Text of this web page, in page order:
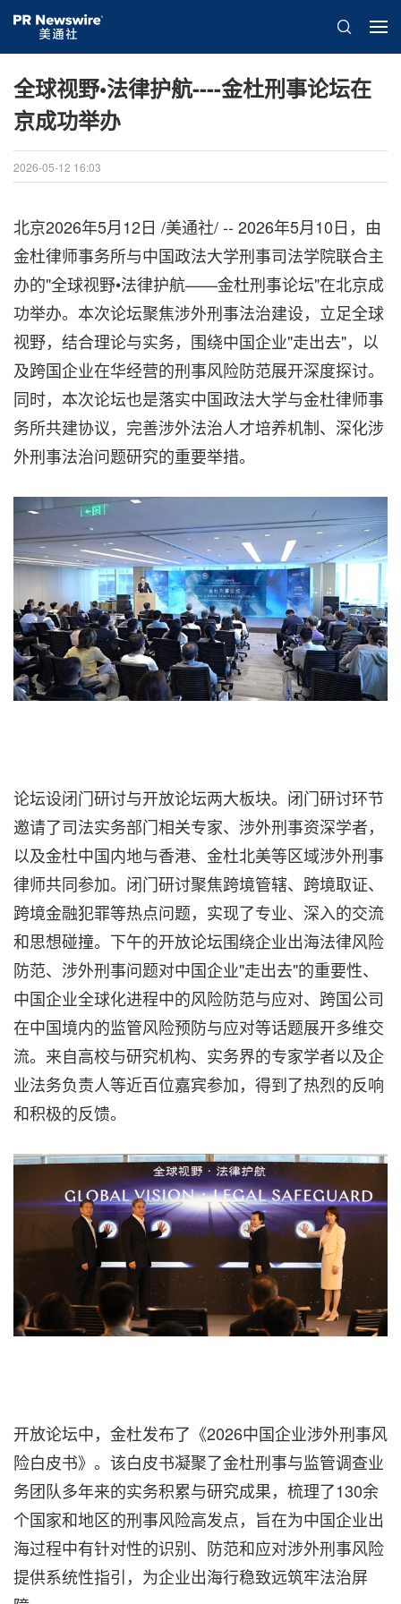
全球视野•法律护航----金杜刑事论坛在
京成功举办
2026-05-12 16:03
北京2026年5月12日 /美通社/ -- 2026年5月10日，由
金杜律师事务所与中国政法大学刑事司法学院联合主
办的"全球视野•法律护航——金杜刑事论坛"在北京成
功举办。本次论坛聚焦涉外刑事法治建设，立足全球
视野，结合理论与实务，围绕中国企业"走出去"，以
及跨国企业在华经营的刑事风险防范展开深度探讨。
同时，本次论坛也是落实中国政法大学与金杜律师事
务所共建协议，完善涉外法治人才培养机制、深化涉
外刑事法治问题研究的重要举措。
论坛设闭门研讨与开放论坛两大板块。闭门研讨环节
邀请了司法实务部门相关专家、涉外刑事资深学者，
以及金杜中国内地与香港、金杜北美等区域涉外刑事
律师共同参加。闭门研讨聚焦跨境管辖、跨境取证、
跨境金融犯罪等热点问题，实现了专业、深入的交流
和思想碰撞。下午的开放论坛围绕企业出海法律风险
防范、涉外刑事问题对中国企业"走出去"的重要性、
中国企业全球化进程中的风险防范与应对、跨国公司
在中国境内的监管风险预防与应对等话题展开多维交
流。来自高校与研究机构、实务界的专家学者以及企
业法务负责人等近百位嘉宾参加，得到了热烈的反响
和积极的反馈。
开放论坛中，金杜发布了 《2026中国企业涉外刑事风
险白皮书》。该白皮书凝聚了金杜刑事与监管调查业
务团队多年来的实务积累与研究成果，梳理了130余
个国家和地区的刑事风险高发点，旨在为中国企业出
海过程中有针对性的识别、防范和应对涉外刑事风险
提供系统性指引，为企业出海行稳致远筑牢法治屏